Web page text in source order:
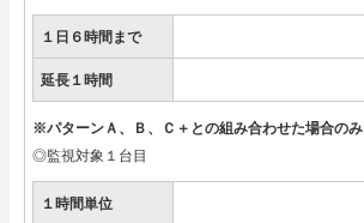
１日６時間まで
延長１時間
※パターンＡ、Ｂ、Ｃ＋との組み合わせた場合のみ
◎監視対象１台目
１時間単位